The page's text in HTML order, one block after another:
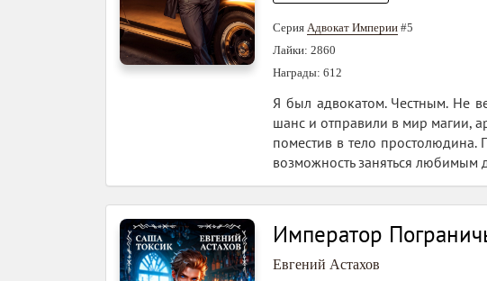
Серия Адвокат Империи #5
Лайки: 2860
Награды: 612
Я был адвокатом. Честным. Не
шанс и отправили в мир магии,
поместив в тело простолюдина.
возможность заняться любимым
Император
Евгений Астахов